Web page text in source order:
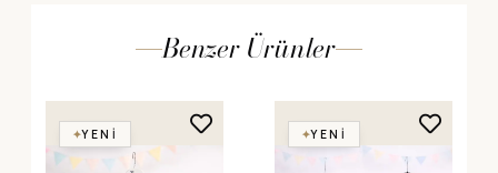
Benzer Ürünler
YENI YENI